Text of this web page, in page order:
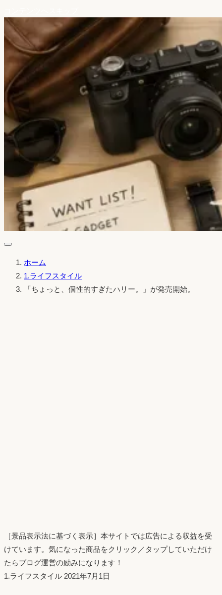
ホーム
1.ライフスタイル
「ちょっと、個性的すぎたハリー。」が発売開始。
［景品表示法に基づく表示］本サイトでは広告による収益を受
けています。気になった商品をクリック／タップしていただけ
たらブログ運営の励みになります！
1.ライフスタイル 投
2021年7月1日